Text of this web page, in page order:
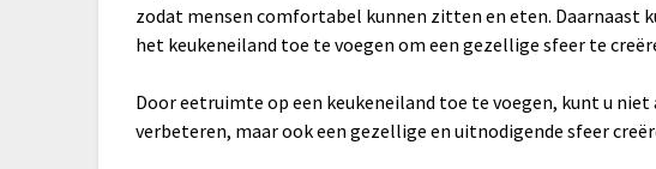
zodat mensen comfortabel kunnen zitten en eten. Daarnaast
het keukeneiland toe te voegen om een gezellige sfeer te
Door eetruimte op een keukeneiland toe te voegen, kunt u
verbeteren, maar ook een gezellige en uitnodigende sfeer